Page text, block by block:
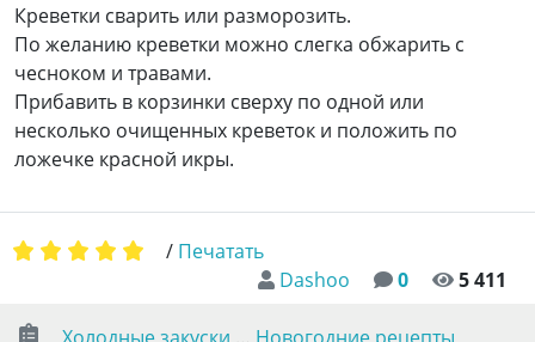
Креветки сварить или разморозить.
По желанию креветки можно слегка обжарить с
чесноком и травами.
Прибавить в корзинки сверху по одной или
несколько очищенных креветок и положить по
ложечке красной икры.
Dashoo 0 5 411
/ Печатать